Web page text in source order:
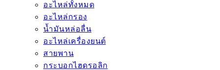
อะไหล่ทั้งหมด
อะไหล่กรอง
น้ำมันหล่อลื่น
อะไหล่เครื่องยนต์
สายพาน
กระบอกไฮดรอลิก